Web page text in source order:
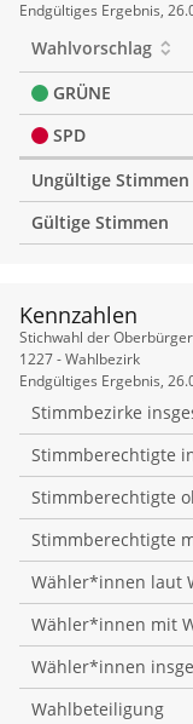
Endgültiges Ergebnis,
Wahlvorschlag
GRÜNE
SPD
Ungültige Stimmen
Gültige Stimmen
Kennzahlen
Kennzahlen
Stichwahl der
1227 - Wahlbezirk
Endgültiges Ergebnis,
Stimmbezirke
Stimmberechtigte
Stimmberechtigte
Stimmberechtigte
Wähler*innen laut
Wähler*innen mit
Wähler*innen
Wahlbeteiligung